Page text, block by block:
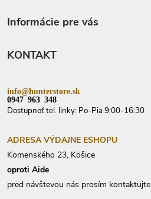
Informácie pre vás
KONTAKT
info@hunterstore.sk
0947 963 348
Dostupnoť tel. linky: Po-Pia 9:00-16:30
ADRESA VÝDAJNE ESHOPU
Komenského 23, Košice
oproti Aide
pred návštevou nás prosím kontaktujte